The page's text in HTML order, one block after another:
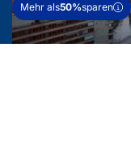
Mehr als50%sparen